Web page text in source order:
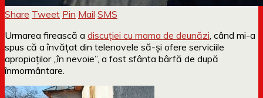
Share Tweet Pin Mail SMS
Urmarea firească a discuției cu mama de deunăzi , când mi-a
spus că a învățat din telenovele să-și ofere serviciile
apropiaților „în nevoie”, a fost sfânta bârfă de după
înmormântare.